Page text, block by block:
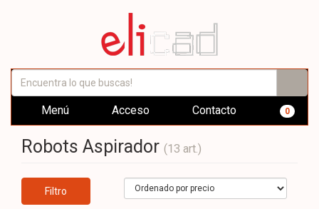
Menú Acceso Contacto 0
Robots Aspirador (13 art.)
Filtro